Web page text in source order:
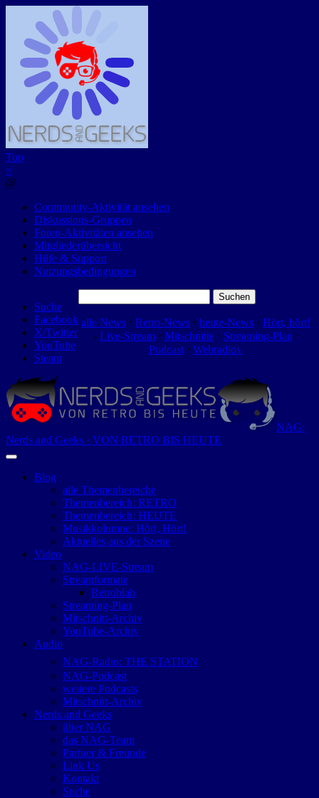
Top
×
@
Community-Aktivität ansehen
Diskussions-Gruppen
Foren-Aktivitäten ansehen
Mitgliederübersicht
Hilfe & Support
Nutzungsbedingungen
Suche
Facebook
X/Twitter
YouTube
Steam
nach:
alle News ⋅ Retro-News ⋅ heute-News ⋅ Hört, hört!
- Live-Stream⋅ Mitschnitte⋅ Streaming-Plan ⋅
Podcast⋅ Webradios
NAG:
Nerds and Geeks · VON RETRO BIS HEUTE
Blog
alle Themenbereiche
Themenbereich: RETRO
Themenbereich: HEUTE
Musikkolumne: Hört, Hört!
Aktuelles aus der Szene
Video
NAG-LIVE-Stream
Streamformate
Retroblah
Streaming-Plan
Mitschnitt-Archiv
YouTube-Archiv
Audio
NAG-Radio: THE STATION
NAG-Podcast
weitere Podcasts
Mitschnitt-Archiv
Nerds and Geeks
über NAG
das NAG-Team
Partner & Freunde
Link Us
Kontakt
Suche